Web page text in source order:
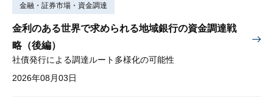
金融・証券市場・資金調達
金利のある世界で求められる地域銀行の資金調達戦
略（後編）
社債発行による調達ルート多様化の可能性
2026年08月03日